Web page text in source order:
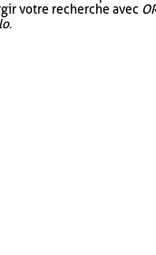
votre recherche avec
.